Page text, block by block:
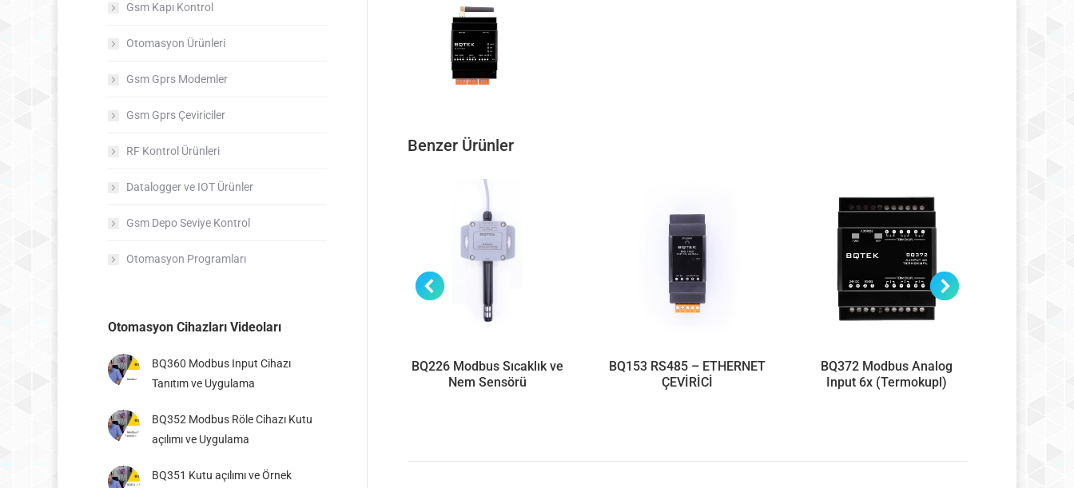
Benzer Ürünler
BQ123 Modbus Sms Modül
BQ353 Modbus Dijital Giriş
BQ226 Modbus Sıcaklık ve
Nem Sensörü
BQ153 RS485 – ETHERNET
ÇEVİRİCİ
BQ372 Modbus Analog
Input 6x (Termokupl)
Gsm Kapı Kontrol
Otomasyon Ürünleri
Gsm Gprs Modemler
Gsm Gprs Çeviriciler
RF Kontrol Ürünleri
Datalogger ve IOT Ürünler
Gsm Depo Seviye Kontrol
Otomasyon Programları
Otomasyon Cihazları Videoları
BQ360 Modbus Input Cihazı
Tanıtım ve Uygulama
BQ352 Modbus Röle Cihazı Kutu
açılımı ve Uygulama
BQ351 Kutu açılımı ve Örnek